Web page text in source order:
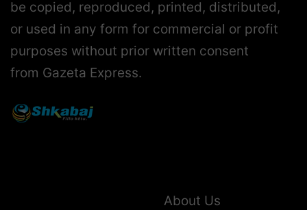
be copied, reproduced, printed, distributed,
or used in any form for commercial or profit
purposes without prior written consent
from Gazeta Express.
About Us